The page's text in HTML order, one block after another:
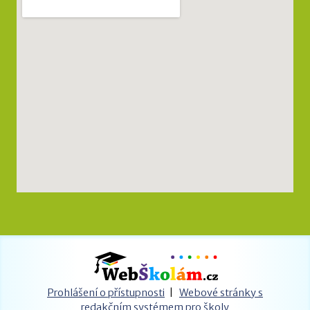
Prohlášení o přístupnosti
Webové stránky s